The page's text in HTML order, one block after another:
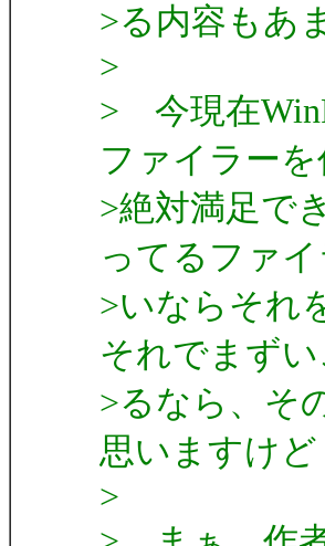
>る内容もあ
>
> 今現在
ファイラーを
>絶対満足で
ってるファ
>いならそれ
それでまず
>るなら、そ
思いますけど
>